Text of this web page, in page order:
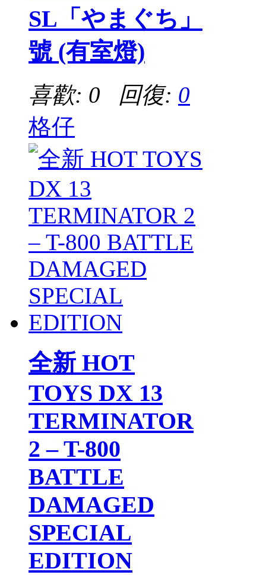
SL「やまぐち」
號 (有室燈)
喜歡: 0 回復: 0
格仔
全新 HOT
TOYS DX 13
TERMINATOR
2 – T-800
BATTLE
DAMAGED
SPECIAL
EDITION